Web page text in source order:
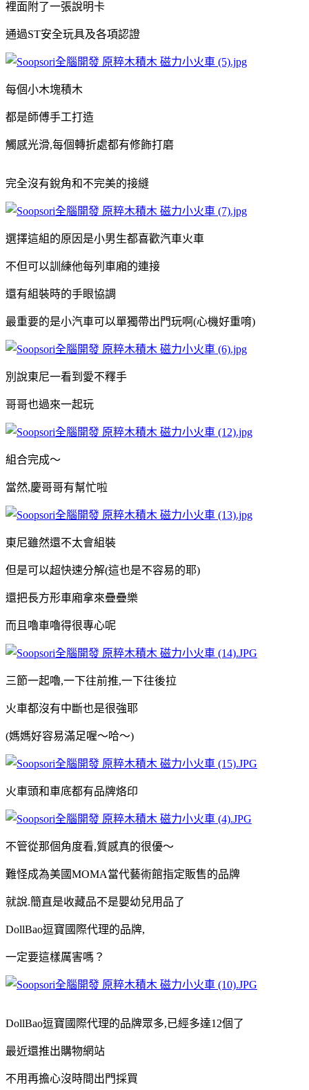
裡面附了一張說明卡
通過ST安全玩具及各項認證
每個小木塊積木
都是師傅手工打造
觸感光滑,每個轉折處都有修飾打磨
完全沒有銳角和不完美的接縫
選擇這組的原因是小男生都喜歡汽車火車
不但可以訓練他每列車廂的連接
還有組裝時的手眼協調
最重要的是小汽車可以單獨帶出門玩啊(心機好重唷)
別說東尼一看到愛不釋手
哥哥也過來一起玩
組合完成～
當然,慶哥哥有幫忙啦
東尼雖然還不太會組裝
但是可以超快速分解(這也是不容易的耶)
還把長方形車廂拿來疊疊樂
而且嚕車嚕得很專心呢
三節一起嚕,一下往前推,一下往後拉
火車都沒有中斷也是很強耶
(媽媽好容易滿足喔～哈～)
火車頭和車底都有品牌烙印
不管從那個角度看,質感真的很優～
難怪成為美國MOMA當代藝術館指定販售的品牌
就說.簡直是收藏品不是嬰幼兒用品了
DollBao逗寶國際代理的品牌,
一定要這樣厲害嗎？
DollBao逗寶國際代理的品牌眾多,已經多達12個了
最近還推出購物網站
不用再擔心沒時間出門採買